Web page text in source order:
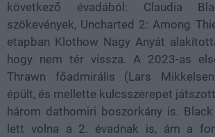
következő évadából: Claudia
szökevények, Uncharted 2: Among
etapban Klothow Nagy Anyát
hogy nem tér vissza. A 2023-as
Thrawn főadmirális (Lars
épült, és mellette kulcsszerepet
három dathomiri boszorkány is.
lett volna a 2. évadnak is, ám a